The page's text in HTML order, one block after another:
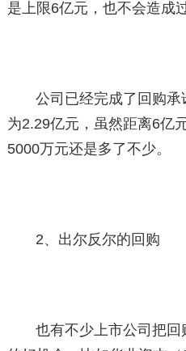
是上限6亿元，也不会造成
公司已经完成了回购
为2.29亿元，虽然距离6亿
5000万元还是多了不少。
2、出尔反尔的回购
也有不少上市公司把